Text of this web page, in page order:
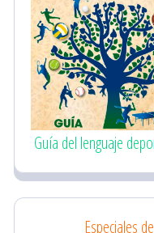
Guía del lenguaje
Especiales de